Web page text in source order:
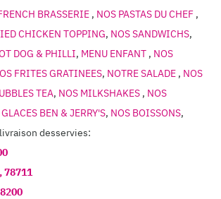
BRASSERIE , NOS PASTAS DU CHEF ,
CHICKEN TOPPING, NOS SANDWICHS,
DOG & PHILLI, MENU ENFANT , NOS
FRITES GRATINEES, NOTRE SALADE , NOS
TEA, NOS MILKSHAKES , NOS
BEN & JERRY'S, NOS BOISSONS,
desservies:
,78711